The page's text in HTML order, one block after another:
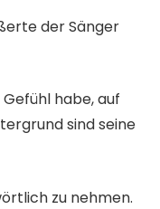
der Sänger
habe, auf
sind seine
zu nehmen.